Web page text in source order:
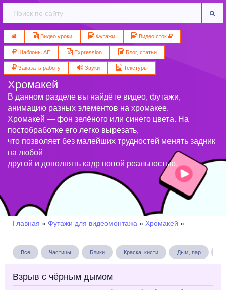
Видео уроки Футажи Видео сток
Шаблоны AE Expression Блог, статьи
Заказать работу Звуки Текстуры
Хромакей
В данном разделе вы найдёте видео, футажи,
анимацию разных элементов на хромакее.
Хромакей — фон зелёного или синего цвета. На
постобработке его легко вырезать,
что позволяет без малейших трудностей менять задник
на любой
другой и дополнять кадр новой реальностью.
Главная » Футажи для видеомонтажа » Хромакей »
Все Частицы Блики Краска, кисти Дым, пар
Взрыв с чёрным дымом